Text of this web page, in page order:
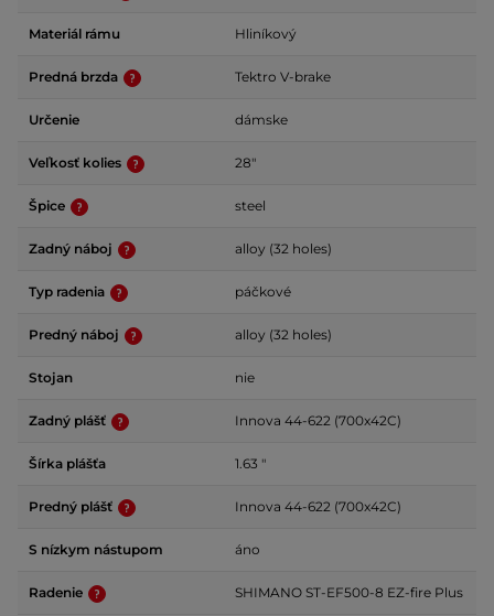
Materiál rámu Hliníkový
Predná brzda Tektro V-brake
Určenie dámske
Veľkosť kolies 28"
Špice steel
Zadný náboj alloy (32 holes)
Typ radenia páčkové
Predný náboj alloy (32 holes)
Stojan nie
Zadný plášť Innova 44-622 (700x42C)
Šírka plášťa 1.63 "
Predný plášť Innova 44-622 (700x42C)
S nízkym nástupom áno
Radenie SHIMANO ST-EF500-8 EZ-fire Plus